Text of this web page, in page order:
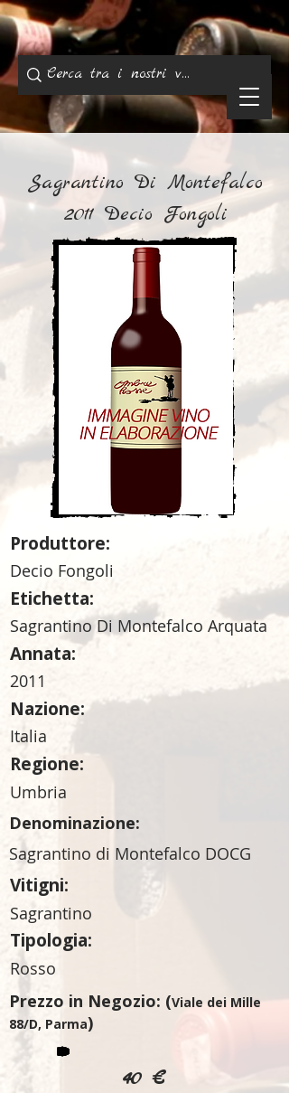
Sagrantino Di Montefalco
2011 Decio Fongoli
Produttore:
Decio Fongoli
Etichetta:
Sagrantino Di Montefalco Arquata
Annata:
2011
Nazione:
Italia
Regione:
Umbria
Denominazione:
Sagrantino di Montefalco DOCG
Vitigni:
Sagrantino
Tipologia:
Rosso
Prezzo in Negozio: (Viale dei Mille
88/D, Parma)
40 €